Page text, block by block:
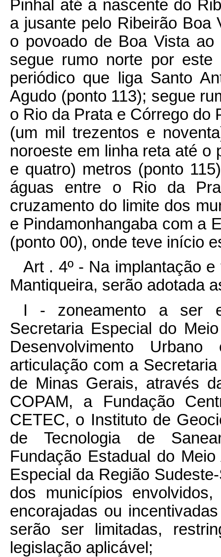
Art . 4º - Na implantação
Mantiqueira, serão adotada
I - zoneamento a ser
Secretaria Especial do
Desenvolvimento
articulação com a
de Minas Gerais, através
COPAM, a Fundação
CETEC, o Instituto de
de Tecnologia de
Fundação Estadual do
Especial da Região
dos municípios
encorajadas ou
serão ser limitadas,
legislação aplicável;